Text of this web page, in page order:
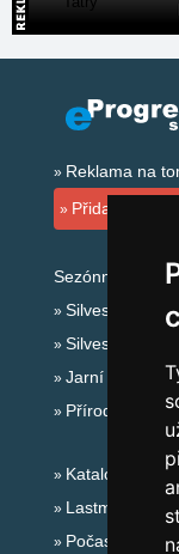
Reklama na
Přidat
Sezónní odkazy:
Silvester
Silvestr na
Jarní
Přírodní
Katalog
Lastminute
Počasí na